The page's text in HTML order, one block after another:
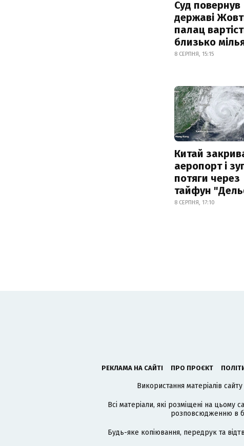
Суд повернув
державі
палац
близько
8 СЕРПНЯ, 15:15
Китай
аеропорт і
потяги через
тайфун
8 СЕРПНЯ, 17:10
РЕКЛАМА НА САЙТІ ПРО ПРОЄКТ
Використання матеріалів
Всі матеріали, які розміщені на цьому
розповсюдженню в
Будь-яке копіювання, передрук та